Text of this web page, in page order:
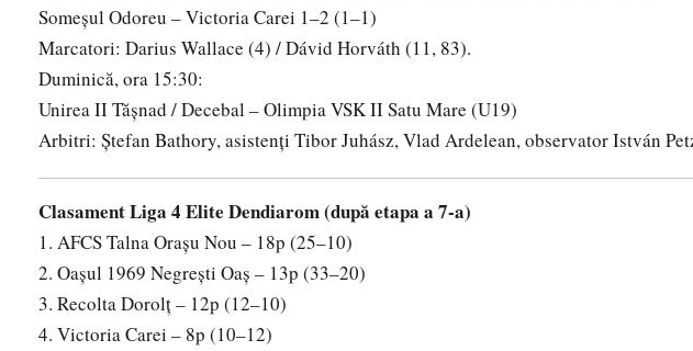
Someșul Odoreu – Victoria Carei 1–2 (1–1)
Marcatori: Darius Wallace (4) / Dávid Horváth (11, 83).
Duminică, ora 15:30:
Unirea II Tășnad / Decebal – Olimpia VSK II Satu Mare (U19)
Arbitri: Ștefan Bathory, asistenți Tibor Juhász, Vlad Ardelean, observator István
Clasament Liga 4 Elite Dendiarom (după etapa a 7-a)
1. AFCS Talna Orașu Nou – 18p (25–10)
2. Oașul 1969 Negrești Oaș – 13p (33–20)
3. Recolta Dorolț – 12p (12–10)
4. Victoria Carei – 8p (10–12)